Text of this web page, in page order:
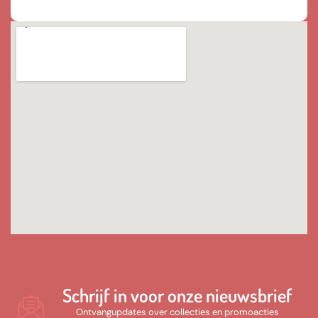
Schrijf in voor onze nieuwsbrief
Ontvangupdates over collecties en promoacties